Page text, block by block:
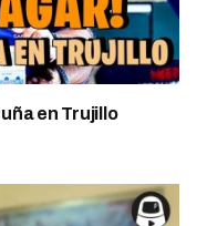
en Trujillo